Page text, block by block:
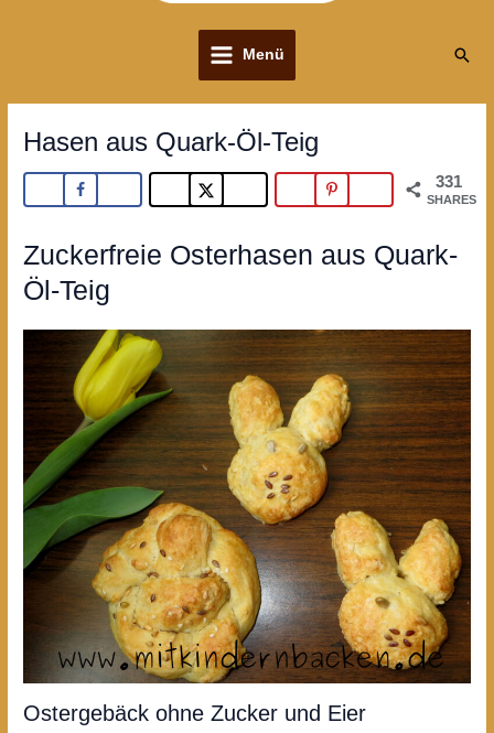
Menü
Hasen aus Quark-Öl-Teig
331
SHARES
Zuckerfreie Osterhasen aus Quark-
Öl-Teig
Ostergebäck ohne Zucker und Eier